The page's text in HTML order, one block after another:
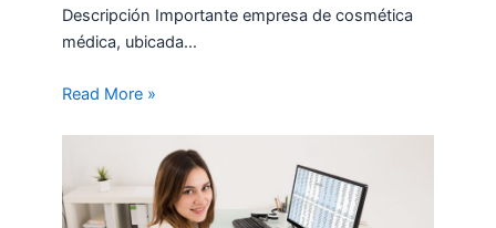
Descripción Importante empresa de cosmética
médica, ubicada…
Read More »